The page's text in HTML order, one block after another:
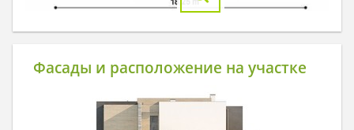
Фасады и расположение на участке